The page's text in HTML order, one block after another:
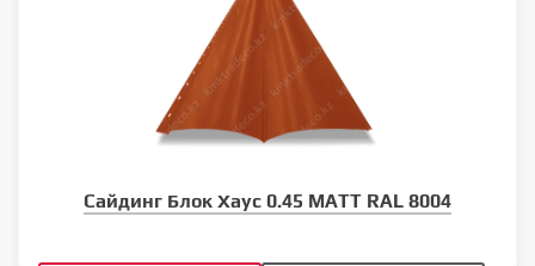
Сайдинг Блок Хаус 0.45 MATT RAL 8004